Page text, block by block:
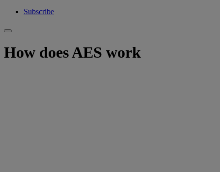
Subscribe
How does AES work